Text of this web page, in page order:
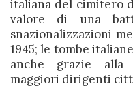
italiana del cimitero
valore di una
snazionalizzazioni
1945; le tombe
anche grazie alla
maggiori dirigenti